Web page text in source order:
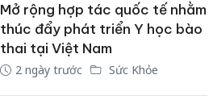
Mở rộng hợp tác quốc tế nhằm
thúc đẩy phát triển Y học bào
thai tại Việt Nam
2 ngày trước Sức Khỏe